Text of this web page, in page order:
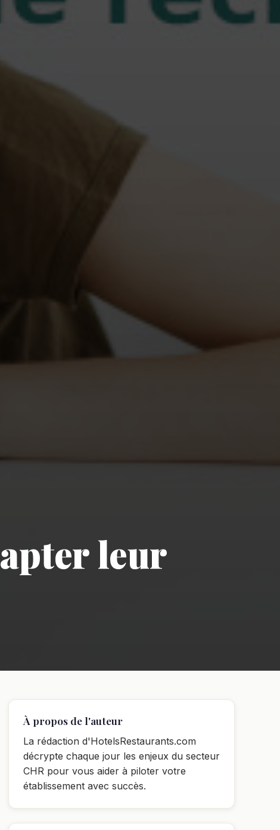
leur
À propos de l'auteur
La rédaction d'HotelsRestaurants.com
décrypte chaque jour les enjeux du secteur
CHR pour vous aider à piloter votre
établissement avec succès.